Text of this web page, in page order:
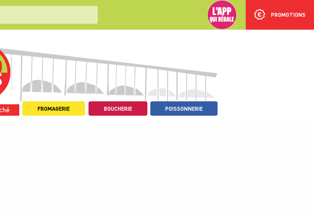
PROMOTIONS
FROMAGERIE BOUCHERIE POISSONNERIE